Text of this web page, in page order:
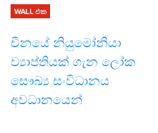
WALL එක
චීනයේ නියුමෝනියා
ව්‍යාප්තියක් ගැන ලෝක
සෞඛ්‍ය සංවිධානය
අවධානයෙන්